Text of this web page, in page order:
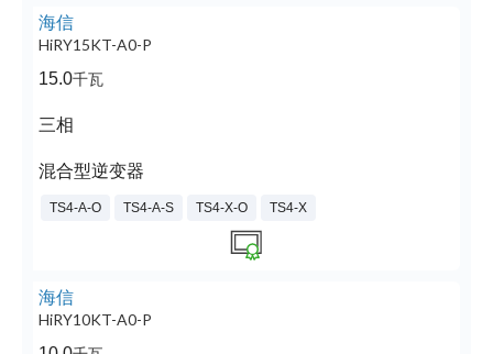
海信
HiRY15KT-A0-P
15.0千瓦
三相
混合型逆变器
TS4-A-O TS4-A-S TS4-X-O TS4-X
海信
HiRY10KT-A0-P